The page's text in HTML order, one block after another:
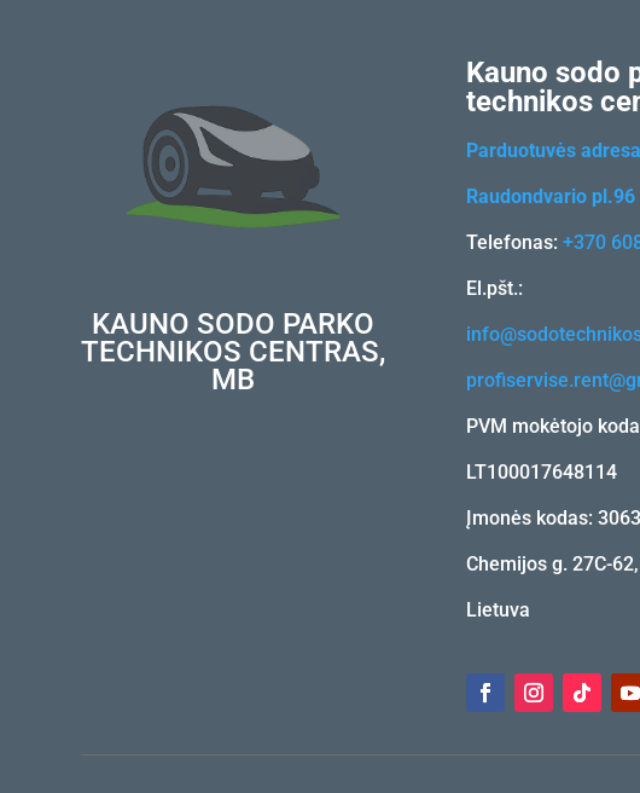
KAUNO SODO PARKO
TECHNIKOS CENTRAS,
MB
Kauno sodo
technikos
Parduotuvės
Raudondvario pl.96
Telefonas:+370
El.pšt.:
PVM mokėtojo
LT100017648114
Įmonės kodas:
Chemijos g. 27C-
Lietuva